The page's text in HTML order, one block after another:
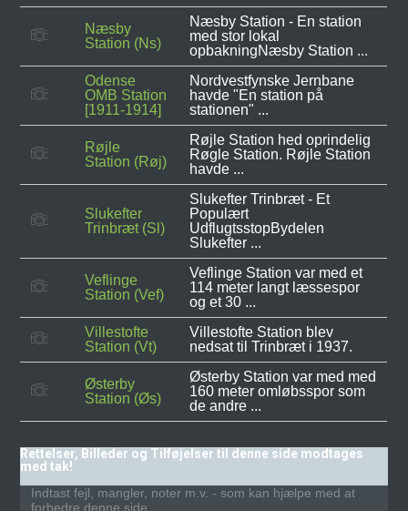
Næsby
Station (Ns)
Næsby Station - En station
med stor lokal
opbakningNæsby Station ...
Odense
OMB Station
[1911-1914]
Nordvestfynske Jernbane
havde "En station på
stationen" ...
Røjle
Station (Røj)
Røjle Station hed oprindelig
Røgle Station. Røjle Station
havde ...
Slukefter
Trinbræt (Sl)
Slukefter Trinbræt - Et
Populært
UdflugtsstopBydelen
Slukefter ...
Veflinge
Station (Vef)
Veflinge Station var med et
114 meter langt læssespor
og et 30 ...
Villestofte
Station (Vt)
Villestofte Station blev
nedsat til Trinbræt i 1937.
Østerby
Station (Øs)
Østerby Station var med med
160 meter omløbsspor som
de andre ...
Rettelser, Billeder og Tilføjelser til denne side modtages
med tak!